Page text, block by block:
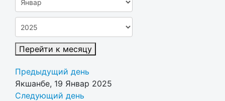
Перейти к месяцу
Предыдущий день
Якшанбе, 19 Январ 2025
Следующий день